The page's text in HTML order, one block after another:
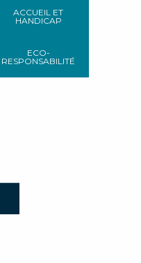
ACCUEIL ET
HANDICAP
ECO-
RESPONSABILITÉ